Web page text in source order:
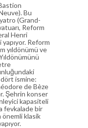
Bu
(Grand-
Reform
Henri
Reform
yıldönümü ve
dört ismine:
de Bèze
Şehrin konser
kapasiteli
fevkalade bir
önemli klasik